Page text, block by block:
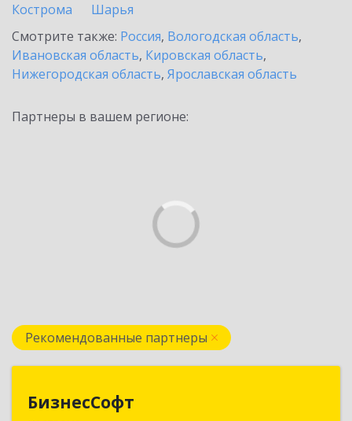
Кострома
Шарья
Смотрите также: Россия, Вологодская область,
Ивановская область, Кировская область,
Нижегородская область, Ярославская область
Партнеры в вашем регионе:
Рекомендованные партнеры
БизнесСофт